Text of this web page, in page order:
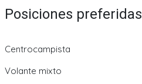
Posiciones preferidas
Centrocampista
Volante mixto